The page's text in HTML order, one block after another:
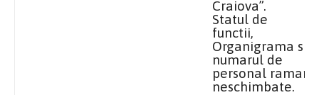
Craiova”.
Statul de
functii,
Organigrama si
numarul de
personal raman
neschimbate.